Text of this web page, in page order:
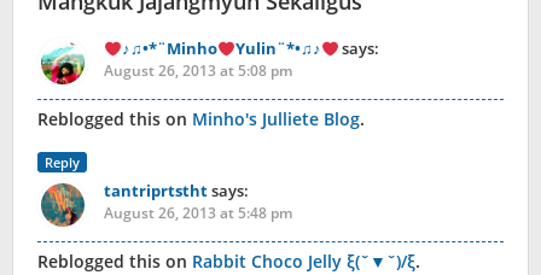
♪♫•*¨Minho Yulin¨*•♫♪ says:
August 26, 2013 at 5:08 pm
Reblogged this on Minho's Julliete Blog.
Reply
tantriprtsthtsays:
August 26, 2013 at 5:48 pm
Reblogged this on Rabbit Choco Jelly ξ(ˇ▼ˇ)/ξ.